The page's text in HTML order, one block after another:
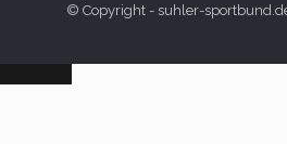
© Copyright - suhler-